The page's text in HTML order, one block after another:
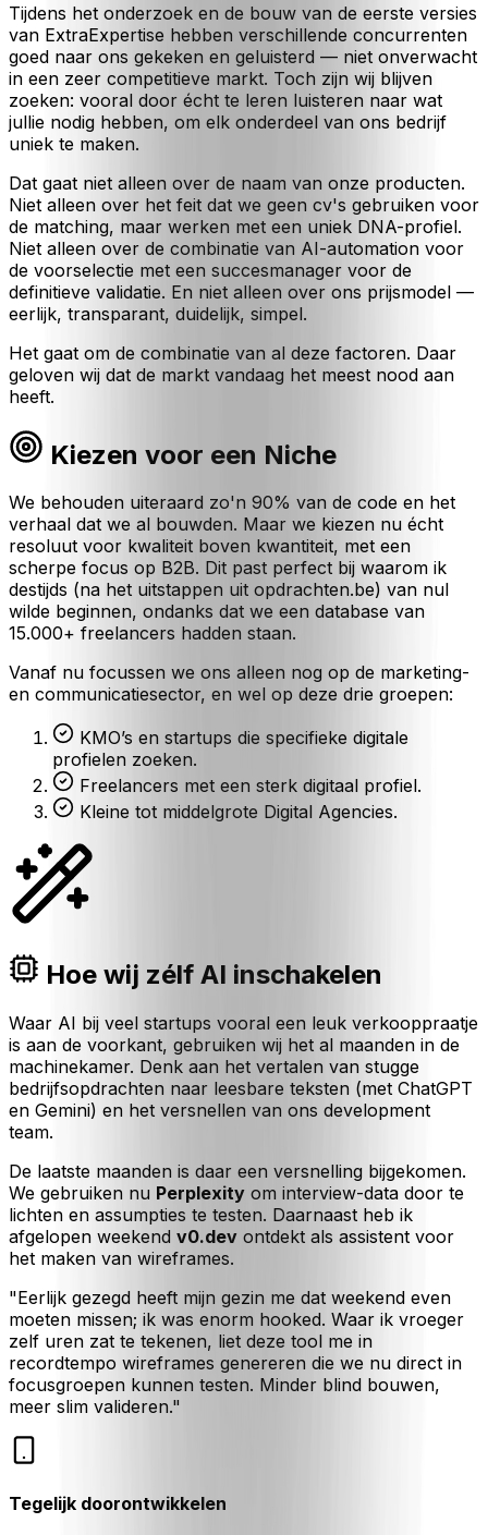
Tijdens het onderzoek en de bouw van de eerste versies
van ExtraExpertise hebben verschillende concurrenten
goed naar ons gekeken en geluisterd — niet onverwacht
in een zeer competitieve markt. Toch zijn wij blijven
zoeken: vooral door écht te leren luisteren naar wat
jullie nodig hebben, om elk onderdeel van ons bedrijf
uniek te maken.
Dat gaat niet alleen over de naam van onze producten.
Niet alleen over het feit dat we geen cv's gebruiken voor
de matching, maar werken met een uniek DNA-profiel.
Niet alleen over de combinatie van AI-automation voor
de voorselectie met een succesmanager voor de
definitieve validatie. En niet alleen over ons prijsmodel —
eerlijk, transparant, duidelijk, simpel.
Het gaat om de combinatie van al deze factoren. Daar
geloven wij dat de markt vandaag het meest nood aan
heeft.
Kiezen voor een Niche
We behouden uiteraard zo'n 90% van de code en het
verhaal dat we al bouwden. Maar we kiezen nu écht
resoluut voor kwaliteit boven kwantiteit, met een
scherpe focus op B2B. Dit past perfect bij waarom ik
destijds (na het uitstappen uit opdrachten.be) van nul
wilde beginnen, ondanks dat we een database van
15.000+ freelancers hadden staan.
Vanaf nu focussen we ons alleen nog op de marketing-
en communicatiesector, en wel op deze drie groepen:
KMO’s en startups die specifieke digitale
profielen zoeken.
Freelancers met een sterk digitaal profiel.
Kleine tot middelgrote Digital Agencies.
Hoe wij zélf AI inschakelen
Waar AI bij veel startups vooral een leuk verkooppraatje
is aan de voorkant, gebruiken wij het al maanden in de
machinekamer. Denk aan het vertalen van stugge
bedrijfsopdrachten naar leesbare teksten (met ChatGPT
en Gemini) en het versnellen van ons development
team.
De laatste maanden is daar een versnelling bijgekomen.
We gebruiken nu Perplexity om interview-data door te
lichten en assumpties te testen. Daarnaast heb ik
afgelopen weekend v0.dev ontdekt als assistent voor
het maken van wireframes.
"Eerlijk gezegd heeft mijn gezin me dat weekend even
moeten missen; ik was enorm hooked. Waar ik vroeger
zelf uren zat te tekenen, liet deze tool me in
recordtempo wireframes genereren die we nu direct in
focusgroepen kunnen testen. Minder blind bouwen,
meer slim valideren."
Tegelijk doorontwikkelen